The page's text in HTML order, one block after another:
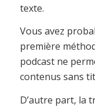
texte.
Vous avez
première
podcast ne
contenus sans
D’autre part, la